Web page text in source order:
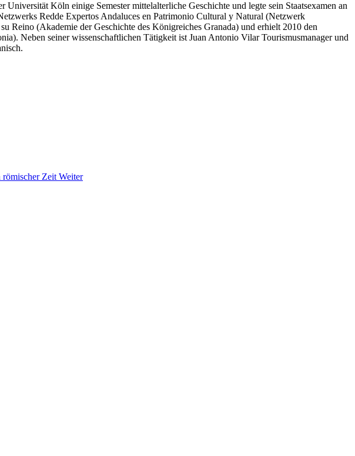
Köln einige Semester mittelalterliche Geschichte und legte sein Staatsexamen an
Redde Expertos Andaluces en Patrimonio Cultural y Natural (Netzwerk
Reino (Akademie der Geschichte des Königreiches Granada) und erhielt 2010 den
Neben seiner wissenschaftlichen Tätigkeit ist Juan Antonio Vilar Tourismusmanager und
römischer Zeit Weiter